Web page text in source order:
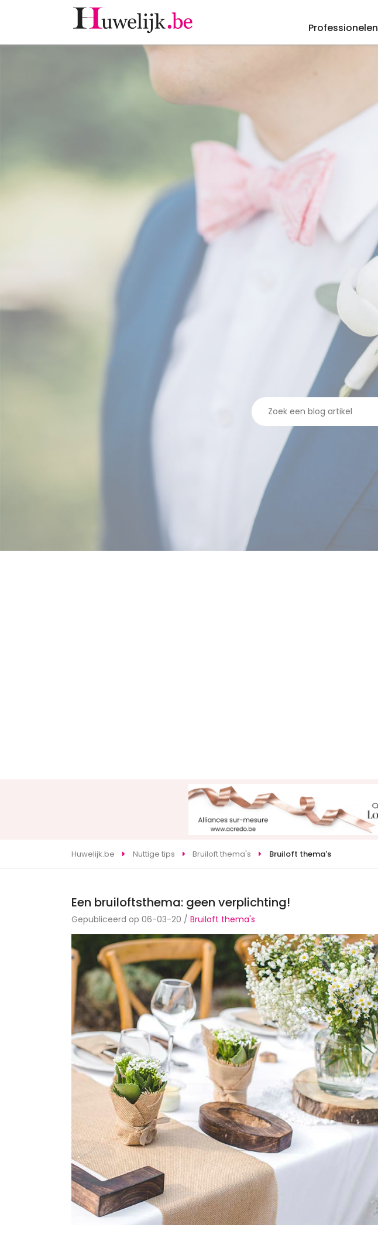
Professionelen
Huwelijk.be Nuttige tips Bruiloft thema's Bruiloft thema's
Een bruiloftsthema: geen verplichting!
Gepubliceerd op 06-03-20 / Bruiloft thema's